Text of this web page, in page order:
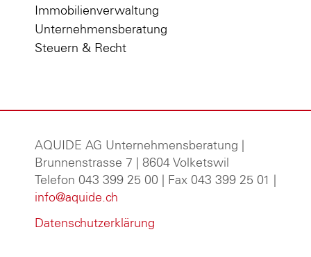
Immobilienverwaltung
Unternehmensberatung
Steuern & Recht
AQUIDE AG Unternehmensberatung
Brunnenstrasse 7 | 8604 Volketswil
Telefon 043 399 25 00 | Fax 043 399 25 01 |
info@aquide.ch
Datenschutzerklärung